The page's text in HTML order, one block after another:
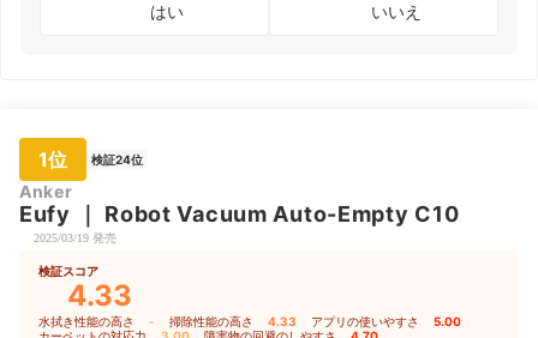
はい いいえ
1位 検証24位
Anker
Eufy ｜ Robot Vacuum Auto-Empty C10
2025/03/19 発売
検証スコア
4.33
水拭き性能の高さ - 掃除性能の高さ 4.33 アプリの使いやすさ 5.00
カーペットの対応力 3.00 障害物の回避のしやすさ 4.70